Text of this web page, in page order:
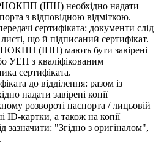
НОКПП (ІПН) необхідно надати
порта з відповідною відміткою.
ередачі сертифіката: документи слід
листі, що й підписаний сертифікат.
НОКПП (ІПН) мають бути завірені
о УЕП з кваліфікованим
ика сертифіката.
фіката до відділення: разом із
ідно надати завірені копії
ному розвороті паспорта / лицьовій
і ID-картки, а також на копії
д зазначити: "Згідно з оригіналом",
.